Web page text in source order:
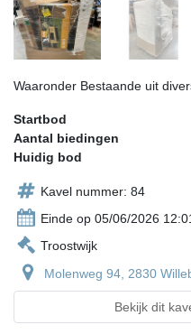
Waaronder Bestaande uit
Startbod
Aantal biedingen
Huidig bod
Kavel nummer: 84
Einde op 05/06/2026
Troostwijk
Molenweg 94, 2830
Bekijk dit